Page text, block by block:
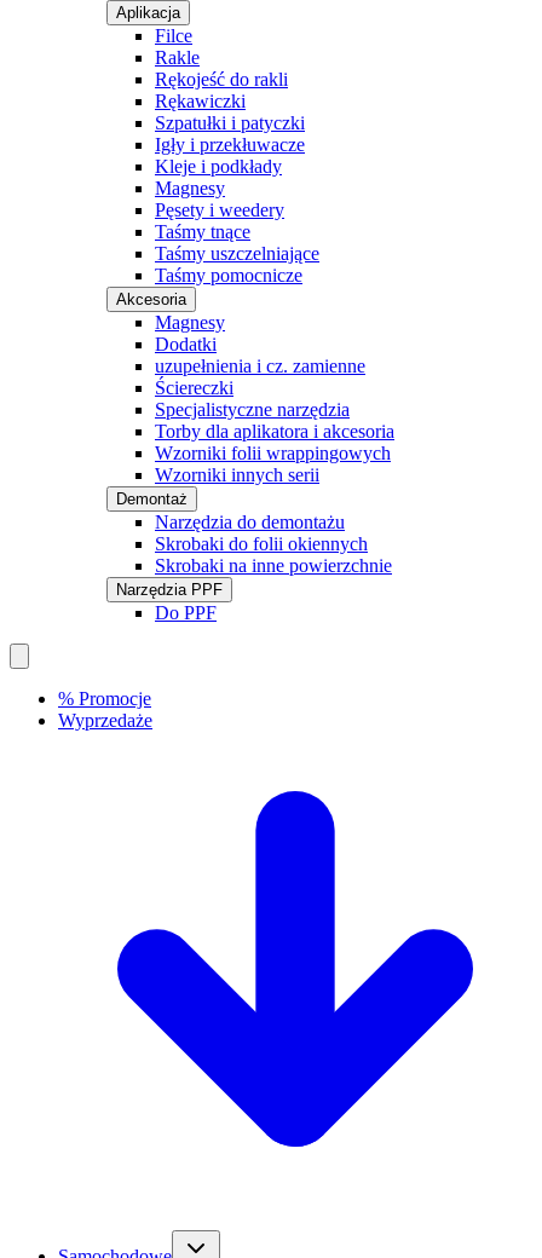
Aplikacja
Filce
Rakle
Rękojeść do rakli
Rękawiczki
Szpatułki i patyczki
Igły i przekłuwacze
Kleje i podkłady
Magnesy
Pęsety i weedery
Taśmy tnące
Taśmy uszczelniające
Taśmy pomocnicze
Akcesoria
Magnesy
Dodatki
uzupełnienia i cz. zamienne
Ściereczki
Specjalistyczne narzędzia
Torby dla aplikatora i akcesoria
Wzorniki folii wrappingowych
Wzorniki innych serii
Demontaż
Narzędzia do demontażu
Skrobaki do folii okiennych
Skrobaki na inne powierzchnie
Narzędzia PPF
Do PPF
% Promocje
Wyprzedaże